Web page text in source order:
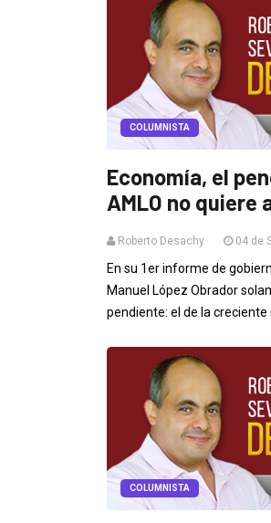
COLUMNISTA
Economía, el
AMLO no
Roberto Desachy 04 de
En su 1er informe de
Manuel López Obrador
pendiente: el de la creciente
COLUMNISTA